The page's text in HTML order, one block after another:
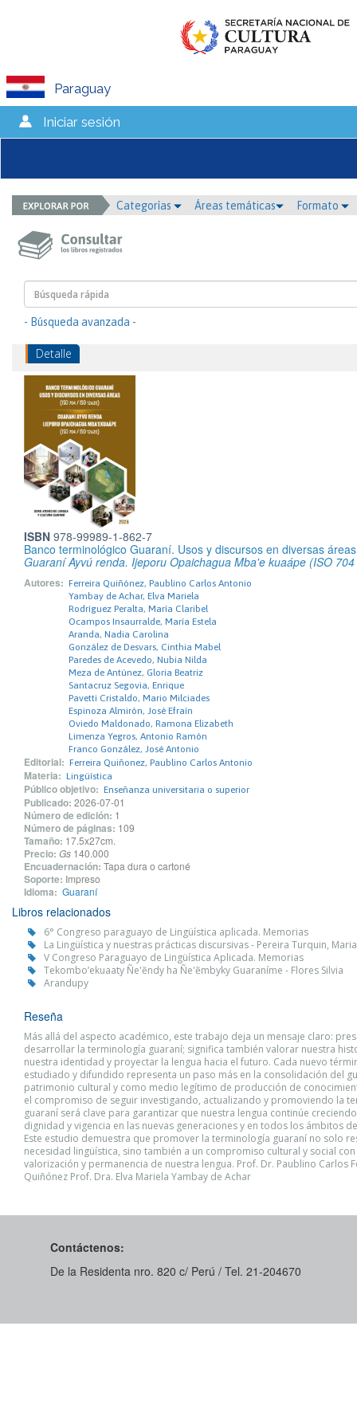
Paraguay
Iniciar sesión
Categorías Áreas temáticas Formato
- Búsqueda avanzada -
Detalle
ISBN 978-99989-1-862-7
Banco terminológico Guaraní. Usos y discursos en diversas
Guaraní Ayvú renda. Ijeporu Opaichagua Mba'e kuaápe (ISO
Autores: Ferreira Quiñónez, Paublino Carlos Antonio
Yambay de Achar, Elva Mariela
Rodríguez Peralta, María Claribel
Ocampos Insaurralde, María Estela
Aranda, Nadia Carolina
González de Desvars, Cinthia Mabel
Paredes de Acevedo, Nubia Nilda
Meza de Antúnez, Gloria Beatriz
Santacruz Segovia, Enrique
Pavetti Cristaldo, Mario Milciades
Espinoza Almirón, José Efraín
Oviedo Maldonado, Ramona Elizabeth
Limenza Yegros, Antonio Ramón
Franco González, José Antonio
Editorial: Ferreira Quiñonez, Paublino Carlos Antonio
Materia: Lingüística
Público objetivo: Enseñanza universitaria o superior
Publicado: 2026-07-01
Número de edición: 1
Número de páginas: 109
Tamaño: 17.5x27cm.
Precio: Gs 140.000
Encuadernación: Tapa dura o cartoné
Soporte: Impreso
Idioma: Guaraní
Libros relacionados
6° Congreso paraguayo de Lingüística aplicada. Memorias
La Lingüística y nuestras prácticas discursivas - Pereira Turquin,
V Congreso Paraguayo de Lingüística Aplicada. Memorias
Tekombo’ekuaaty Ñe'ẽndy ha Ñe'ẽmbyky Guaraníme - Flores Silvia
Arandupy
Reseña
Más allá del aspecto académico, este trabajo deja un mensaje claro:
desarrollar la terminología guaraní; significa también valorar nuestra
nuestra identidad y proyectar la lengua hacia el futuro. Cada nuevo
estudiado y difundido representa un paso más en la consolidación del
patrimonio cultural y como medio legítimo de producción de
el compromiso de seguir investigando, actualizando y promoviendo la
guaraní será clave para garantizar que nuestra lengua continúe
dignidad y vigencia en las nuevas generaciones y en todos los ámbitos
Este estudio demuestra que promover la terminología guaraní no solo
necesidad lingüística, sino también a un compromiso cultural y social
valorización y permanencia de nuestra lengua. Prof. Dr. Paublino Carlos
Quiñónez Prof. Dra. Elva Mariela Yambay de Achar
Contáctenos:
De la Residenta nro. 820 c/ Perú / Tel. 21-204670